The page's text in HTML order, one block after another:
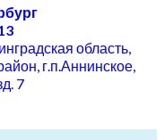
область,
г.п.Аннинское,
7